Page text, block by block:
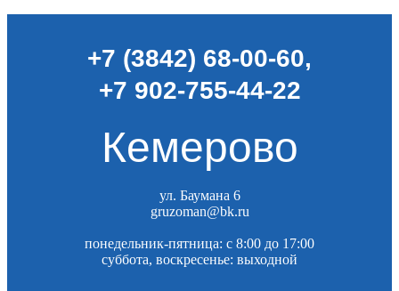
+7 (3842) 68-00-60,
+7 902-755-44-22
Кемерово
ул. Баумана 6
gruzoman@bk.ru
понедельник-пятница: c 8:00 до 17:00
суббота, воскресенье: выходной